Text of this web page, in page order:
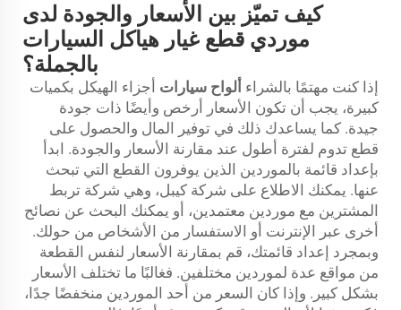
كيف تميّز بين الأسعار والجودة لدى
موردي قطع غيار هياكل السيارات
بالجملة؟
إذا كنت مهتمًا بالشراء ألواح سيارات أجزاء الهيكل بكميات
كبيرة، يجب أن تكون الأسعار أرخص وأيضًا ذات جودة
جيدة. كما يساعدك ذلك في توفير المال والحصول على
قطع تدوم لفترة أطول عند مقارنة الأسعار والجودة. ابدأ
بإعداد قائمة بالموردين الذين يوفرون القطع التي تبحث
عنها. يمكنك الاطلاع على شركة كيبل، وهي شركة تربط
المشترين مع موردين معتمدين، أو يمكنك البحث عن نصائح
أخرى عبر الإنترنت أو الاستفسار من الأشخاص من حولك.
وبمجرد إعداد قائمتك، قم بمقارنة الأسعار لنفس القطعة
من مواقع عدة لموردين مختلفين. فغالبًا ما تختلف الأسعار
بشكل كبير. وإذا كان السعر من أحد الموردين منخفضًا جدًا،